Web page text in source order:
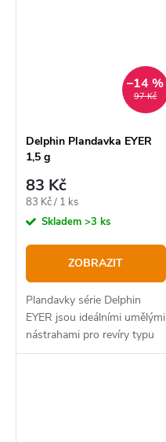
97 Kč
–14 %
Delphin Plandavka EYER
1,5 g
83 Kč
Měrná
cena:
83 Kč / 1 ks
Skladem >3 ks
ZOBRAZIT
Plandavky série Delphin
EYER jsou ideálními umělými
nástrahami pro revíry typu
Trout Area.